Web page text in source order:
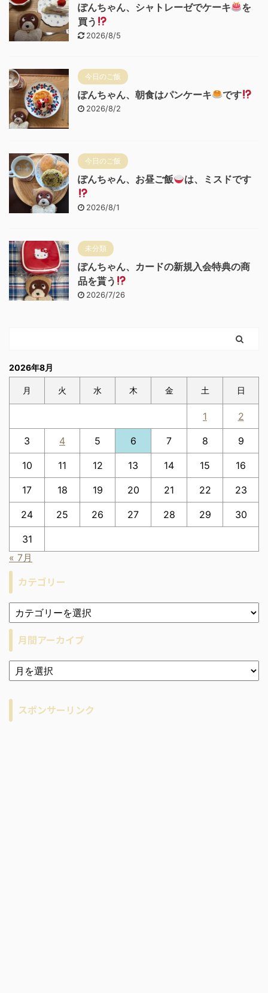
ぽんちゃん、シャトレーゼでケーキ
を
買う
2026/8/5
今日のご飯
ぽんちゃん、朝食はパンケーキ です
2026/8/2
今日のご飯
ぽんちゃん、お昼ご飯 は、ミスドです
2026/8/1
未分類
ぽんちゃん、カードの新規入会特典の商
品を貰う
2026/7/26
2026年8月
月 火 水 木 金 土 日
1 2
3 4 5 6 7 8 9
10 11 12 13 14 15 16
17 18 19 20 21 22 23
24 25 26 27 28 29 30
31
« 7月
カテゴリー
月間アーカイブ
ア
ー
ブ
スポンサーリンク